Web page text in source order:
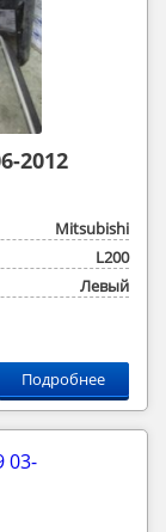
2012
Mitsubishi
L200
Левый
Подробнее